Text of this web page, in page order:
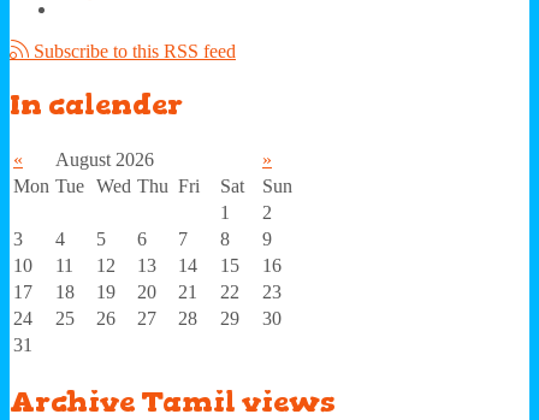
Subscribe to this RSS feed
In calender
« August 2026
»
Mon Tue Wed Thu Fri Sat
Sun
1
2
3
4 5 6 7 8
9
10
11 12 13 14 15
16
17
18 19 20 21 22
23
24
25 26 27 28 29
30
31
Archive Tamil views